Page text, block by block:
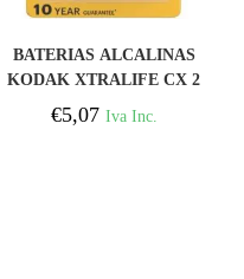
BATERIAS ALCALINAS
KODAK XTRALIFE CX 2
UNIDADES
€5,07 Iva Inc.